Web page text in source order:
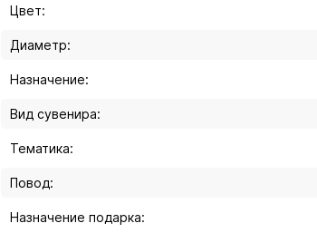
Цвет:
Диаметр:
Назначение:
Вид сувенира:
Тематика:
Повод:
Назначение подарка: